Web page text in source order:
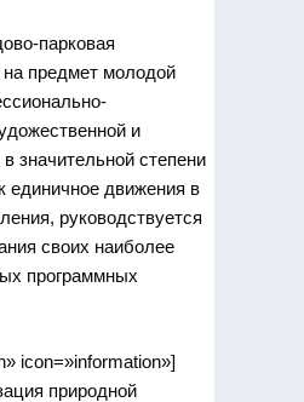
парковая
на предмет молодой
и
значительной степени
единичное движения в
руководствуется
своих наиболее
программных
icon=»information»]
природной